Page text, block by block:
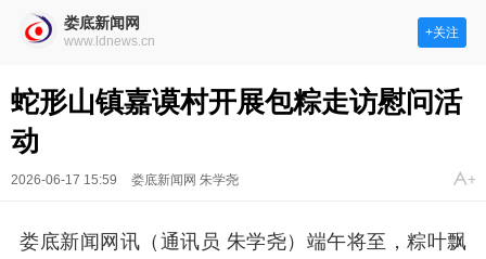
娄底新闻网
www.ldnews.cn
+关注
蛇形山镇嘉谟村开展包粽走访慰问活
动
2026-06-17 15:59 娄底新闻网 朱学尧
娄底新闻网讯（通讯员 朱学尧）端午将至，粽叶飘